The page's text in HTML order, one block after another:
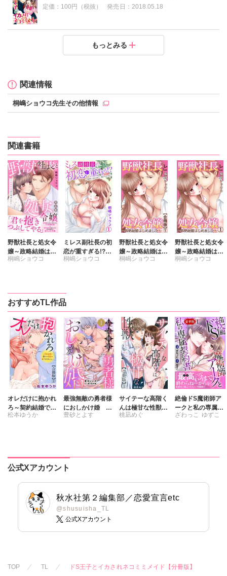
定価： 100円（税抜） 発売日： 2018.05.18
ドS王子とイカされネコミミメイド【分冊版】 1
100円（税抜） 発売日：2018.05.18
もっとみる
関連情報
桐嶋ショウコ先生その他情報
関連書籍
野獣社長と処女令
嬢～政略結婚はじ
めました～【完全
桐嶋ショウコ
ミレス副社長の初
恋が重すぎる!?～
情熱に溶かされ
桐嶋ショウコ
野獣社長と処女令
嬢～政略結婚はじ
めました～【合冊
桐嶋ショウコ
野獣社長と処女令
嬢～政略結婚はじ
めました～
桐嶋ショウコ
おすすめTL作品
オレだけに抱かれ
ろ～契約結婚で憧
れの教授の妻にな
松本ゆうか
最強無敵の勇者様
におしかけ婚 義
実家に搾取されて
豊砂とよす
サイテーな高階く
んは極甘な性獣で
した【合冊版】
桃凪めぐ
絶倫ドS魔術師ア
ークと私の専属契
約書【豪華版】
ざわっこ ゆずこ
公式Xアカウント
秋水社第２編集部／恋愛宣言etc
@shusuisha_TL
公式Xアカウント
TOP TL ドS王子とイカされネコミミメイド【分冊版】